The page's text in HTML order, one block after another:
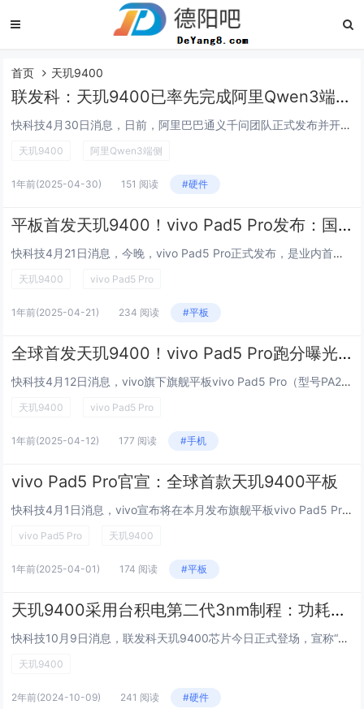
首页 天玑9400
联发科：天玑9400已率先完成阿里Qwen3端侧部署
快科技4月30日消息，日前，阿里巴巴通义千问团队正式发布并开源了新版Qwen3系列“混合推理模型”。随后联发科宣布，天玑9400已率先完成阿里Qwen3端侧部署，为用户带来更加出色的端侧AI体验。联发科：天玑9400已率先完成阿里Qwen3...
天玑9400 阿里Qwen3端侧
1年前(2025-04-30) 151 阅读 #硬件
平板首发天玑9400！vivo Pad5 Pro发布：国补价2549.16元起
快科技4月21日消息，今晚，vivo Pad5 Pro正式发布，是业内首款天玑9400平板，安兔兔跑分突破290万。此外还有蓝晶技术+40060mm²超导散热加持，能实现更强大的性能输出，行业首发三角洲行动144帧高刷档位，带来至高2.4K...
天玑9400 vivo Pad5 Pro
1年前(2025-04-21) 234 阅读 #平板
全球首发天玑9400！vivo Pad5 Pro跑分曝光：顶配16GB内存
快科技4月12日消息，vivo旗下旗舰平板vivo Pad5 Pro（型号PA2573）现身GeekBench跑分库，以单核2721分、多核8480分的成绩，提前预定2025年安卓平板性能第一梯队席位。作为天玑9400芯片的全球首发平板机型...
天玑9400 vivo Pad5 Pro
1年前(2025-04-12) 177 阅读 #手机
vivo Pad5 Pro官宣：全球首款天玑9400平板
快科技4月1日消息，vivo宣布将在本月发布旗舰平板vivo Pad5 Pro，官方称这款设备拥有轻盈机身、超旗舰性能，轻办公高效流畅，游戏火力全开。据悉，vivo Pad5 Pro采用13英寸3.1K LCD高刷屏，搭载联发科天玑9400...
vivo Pad5 Pro 天玑9400
1年前(2025-04-01) 174 阅读 #平板
天玑9400采用台积电第二代3nm制程：功耗降低40%
快科技10月9日消息，联发科天玑9400芯片今日正式登场，宣称“打造新一代旗舰性能标杆”。据介绍，天玑9400采用台积电第二代3nm制程以及第二代全大核CPU架构。天玑9400采用台积电第二代3nm制程：功耗降低40%包含1个主频高达3.6...
天玑9400
2年前(2024-10-09) 241 阅读 #硬件